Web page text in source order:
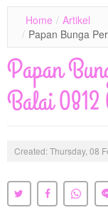
Home / Artikel
/ Papan Bunga
Papan
Balai 0812
Created: Thursday, 08